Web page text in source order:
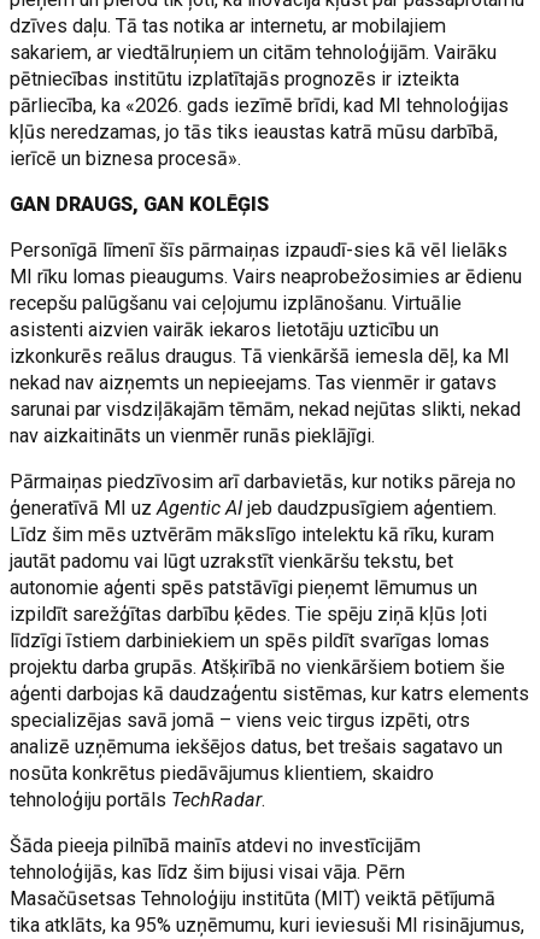
dzīves daļu. Tā tas notika ar internetu, ar mobilajiem
sakariem, ar viedtālruņiem un citām tehnoloģijām. Vairāku
pētniecības institūtu izplatītajās prognozēs ir izteikta
pārliecība, ka «2026. gads iezīmē brīdi, kad MI tehnoloģijas
kļūs neredzamas, jo tās tiks ieaustas katrā mūsu darbībā,
ierīcē un biznesa procesā».
GAN DRAUGS, GAN KOLĒĢIS
Personīgā līmenī šīs pārmaiņas izpaudī-sies kā vēl lielāks
MI rīku lomas pieaugums. Vairs neaprobežosimies ar ēdienu
recepšu palūgšanu vai ceļojumu izplānošanu. Virtuālie
asistenti aizvien vairāk iekaros lietotāju uzticību un
izkonkurēs reālus draugus. Tā vienkāršā iemesla dēļ, ka MI
nekad nav aizņemts un nepieejams. Tas vienmēr ir gatavs
sarunai par visdziļākajām tēmām, nekad nejūtas slikti, nekad
nav aizkaitināts un vienmēr runās pieklājīgi.
Pārmaiņas piedzīvosim arī darbavietās, kur notiks pāreja no
ģeneratīvā MI uz Agentic AI jeb daudzpusīgiem aģentiem.
Līdz šim mēs uztvērām mākslīgo intelektu kā rīku, kuram
jautāt padomu vai lūgt uzrakstīt vienkāršu tekstu, bet
autonomie aģenti spēs patstāvīgi pieņemt lēmumus un
izpildīt sarežģītas darbību ķēdes. Tie spēju ziņā kļūs ļoti
līdzīgi īstiem darbiniekiem un spēs pildīt svarīgas lomas
projektu darba grupās. Atšķirībā no vienkāršiem botiem šie
aģenti darbojas kā daudzaģentu sistēmas, kur katrs elements
specializējas savā jomā – viens veic tirgus izpēti, otrs
analizē uzņēmuma iekšējos datus, bet trešais sagatavo un
nosūta konkrētus piedāvājumus klientiem, skaidro
tehnoloģiju portāls TechRadar.
Šāda pieeja pilnībā mainīs atdevi no investīcijām
tehnoloģijās, kas līdz šim bijusi visai vāja. Pērn
Masačūsetsas Tehnoloģiju institūta (MIT) veiktā pētījumā
tika atklāts, ka 95% uzņēmumu, kuri ieviesuši MI risinājumus,